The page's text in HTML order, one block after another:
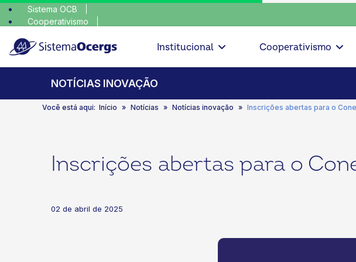
Sistema OCB
Cooperativismo
escolha consciente,
Institucional
Cooperativismo
NOTÍCIAS INOVAÇÃO
Você está aqui: Início Notícias Notícias inovação Inscrições abertas para o
Inscrições abertas para o
02 de abril de 2025